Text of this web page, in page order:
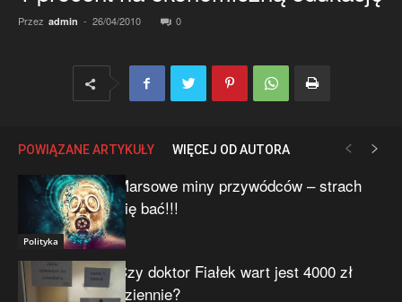
Przez admin - 26/04/2010 0
POWIĄZANE ARTYKUŁY WIĘCEJ OD AUTORA
Polityka
Marsowe miny przywódców – strach
się bać!!!
Czy doktor Fiałek wart jest 4000 zł
dziennie?